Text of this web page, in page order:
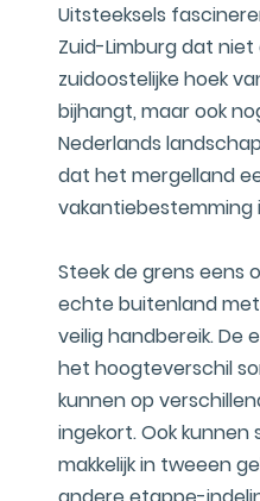
Uitsteeksels
Zuid-Limburg dat
zuidoostelijke hoek
bijhangt, maar ook
Nederlands
dat het mergelland
vakantiebestemming
Steek de grens eens
echte buitenland
veilig handbereik. De
het hoogteverschil
kunnen op
ingekort. Ook
makkelijk in tweeen